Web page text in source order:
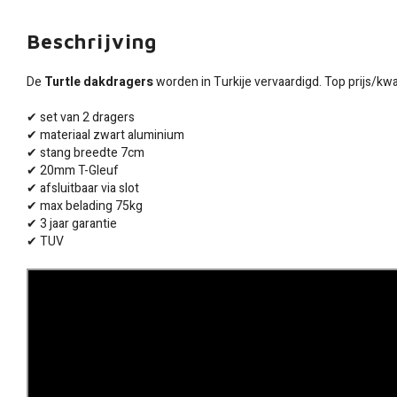
Beschrijving
De Turtle dakdragersworden in Turkije vervaardigd. Top prijs/
✔ set van 2 dragers
✔ materiaal zwart aluminium
✔ stang breedte 7cm
✔ 20mm T-Gleuf
✔ afsluitbaar via slot
✔ max belading 75kg
✔ 3 jaar garantie
✔ TUV